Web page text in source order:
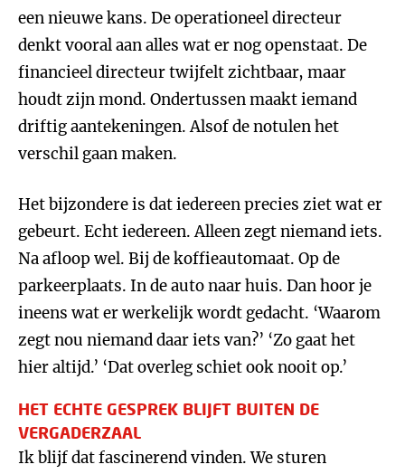
een nieuwe kans. De operationeel directeur
denkt vooral aan alles wat er nog openstaat. De
financieel directeur twijfelt zichtbaar, maar
houdt zijn mond. Ondertussen maakt iemand
driftig aantekeningen. Alsof de notulen het
verschil gaan maken.
Het bijzondere is dat iedereen precies ziet wat er
gebeurt. Echt iedereen. Alleen zegt niemand iets.
Na afloop wel. Bij de koffieautomaat. Op de
parkeerplaats. In de auto naar huis. Dan hoor je
ineens wat er werkelijk wordt gedacht. ‘Waarom
zegt nou niemand daar iets van?’ ‘Zo gaat het
hier altijd.’ ‘Dat overleg schiet ook nooit op.’
HET ECHTE GESPREK BLIJFT BUITEN DE
VERGADERZAAL
Ik blijf dat fascinerend vinden. We sturen